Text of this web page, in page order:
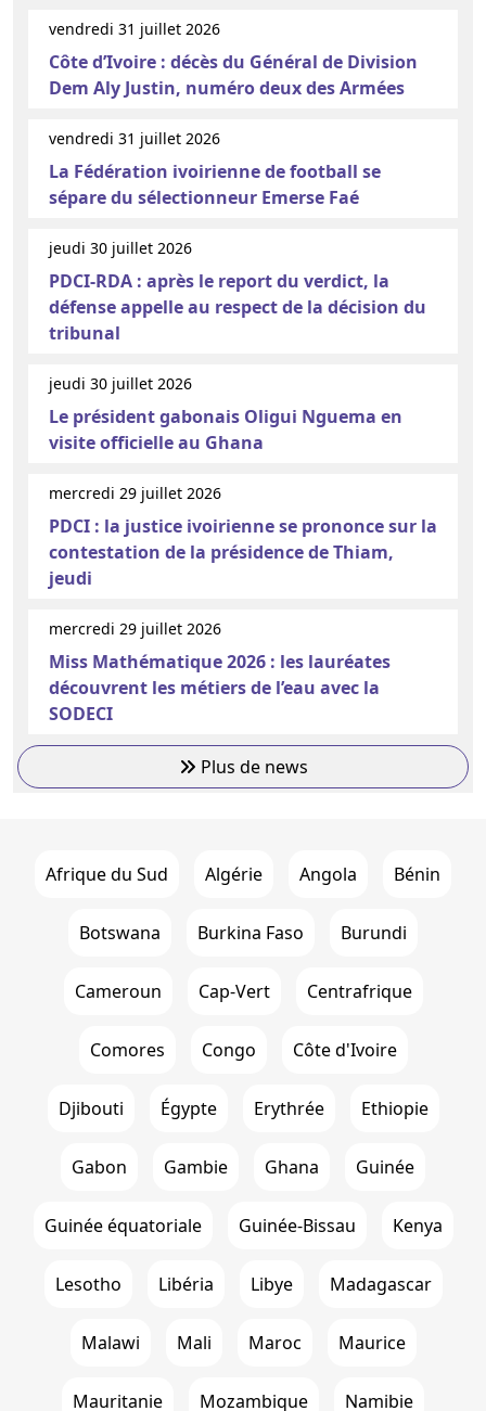
vendredi 31 juillet 2026
Côte d’Ivoire : décès du Général de Division
Dem Aly Justin, numéro deux des Armées
vendredi 31 juillet 2026
La Fédération ivoirienne de football se
sépare du sélectionneur Emerse Faé
jeudi 30 juillet 2026
PDCI-RDA : après le report du verdict, la
défense appelle au respect de la décision du
tribunal
jeudi 30 juillet 2026
Le président gabonais Oligui Nguema en
visite officielle au Ghana
mercredi 29 juillet 2026
PDCI : la justice ivoirienne se prononce sur la
contestation de la présidence de Thiam,
jeudi
mercredi 29 juillet 2026
Miss Mathématique 2026 : les lauréates
découvrent les métiers de l’eau avec la
SODECI
Plus de news
Afrique du Sud Algérie Angola Bénin
Botswana Burkina Faso Burundi
Cameroun Cap-Vert Centrafrique
Comores Congo Côte d'Ivoire
Djibouti Égypte Erythrée Ethiopie
Gabon Gambie Ghana Guinée
Guinée équatoriale Guinée-Bissau Kenya
Lesotho Libéria Libye Madagascar
Malawi Mali Maroc Maurice
Mauritanie Mozambique Namibie